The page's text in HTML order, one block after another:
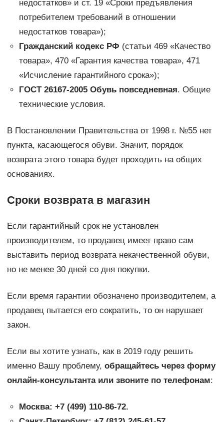
недостатков» и ст. 19 «Сроки предъявления
потребителем требований в отношении
недостатков товара»);
Гражданский кодекс РФ (статьи 469 «Качество
товара», 470 «Гарантия качества товара», 471
«Исчисление гарантийного срока»);
ГОСТ 26167-2005 Обувь повседневная. Общие
технические условия.
В Постановлении Правительства от 1998 г. №55 нет
пункта, касающегося обуви. Значит, порядок
возврата этого товара будет проходить на общих
основаниях.
Сроки возврата в магазин
Если гарантийный срок не установлен
производителем, то продавец имеет право сам
выставить период возврата некачественной обуви,
но не менее 30 дней со дня покупки.
Если время гарантии обозначено производителем, а
продавец пытается его сократить, то он нарушает
закон.
Если вы хотите узнать, как в 2019 году решить
именно Вашу проблему, обращайтесь через форму
онлайн-консультанта или звоните по телефонам:
Москва: +7 (499) 110-86-72.